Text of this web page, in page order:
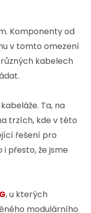
Komponenty od
v tomto omezení
kabelech
Ta, na
trzích, kde v této
řešení pro
přesto, že jsme
, u kterých
modulárního